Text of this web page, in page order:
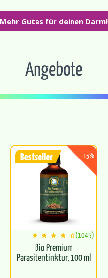
Angebote
-15%
(1045)
Bio Premium
Parasitentinktur, 100 ml
eine effektive Wirkung
Befreit…
Mehr Gutes für deinen Darm!